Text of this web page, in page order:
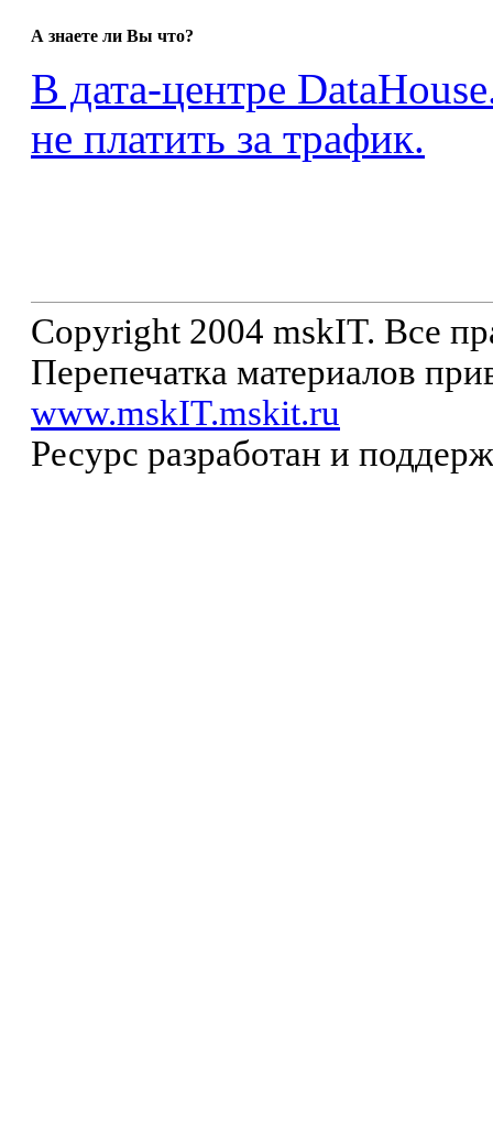
А знаете ли Вы что?
В дата-центре
не платить за трафик.
Copyright 2004 mskIT. Все
Перепечатка материалов
www.mskIT.mskit.ru
Ресурс разработан и